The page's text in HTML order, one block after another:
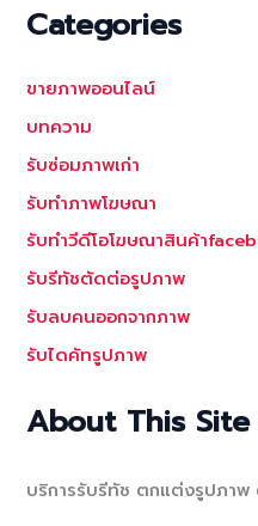
Categories
ขายภาพออนไลน์
บทความ
รับซ่อมภาพเก่า
รับทำภาพโฆษณา
รับทำวีดีโอโฆษณาสินค้า
รับรีทัชตัดต่อรูปภาพ
รับลบคนออกจากภาพ
รับไดคัทรูปภาพ
About This Site
บริการรับรีทัช ตกแต่งรูปภา